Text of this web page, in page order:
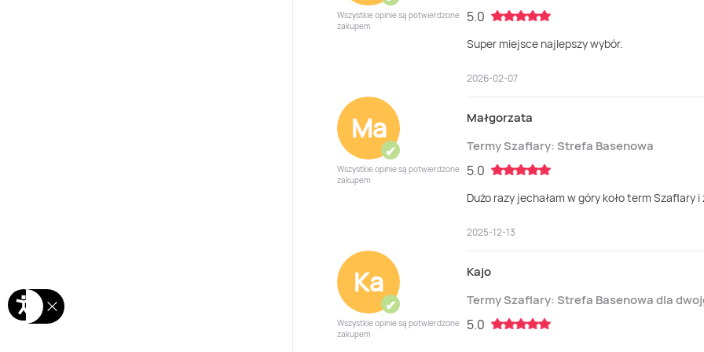
Wszystkie opinie są potwierdzone
zakupem
5.0
Super miejsce najlepszy wybór.
2026-02-07
Ma
✔
Wszystkie opinie są potwierdzone
zakupem
Małgorzata
Termy Szaflary: Strefa Basenowa
5.0
Dużo razy jechałam w góry koło term Szaflary
2025-12-13
Ka
✔
Wszystkie opinie są potwierdzone
zakupem
Kajo
Termy Szaflary: Strefa Basenowa dla
5.0